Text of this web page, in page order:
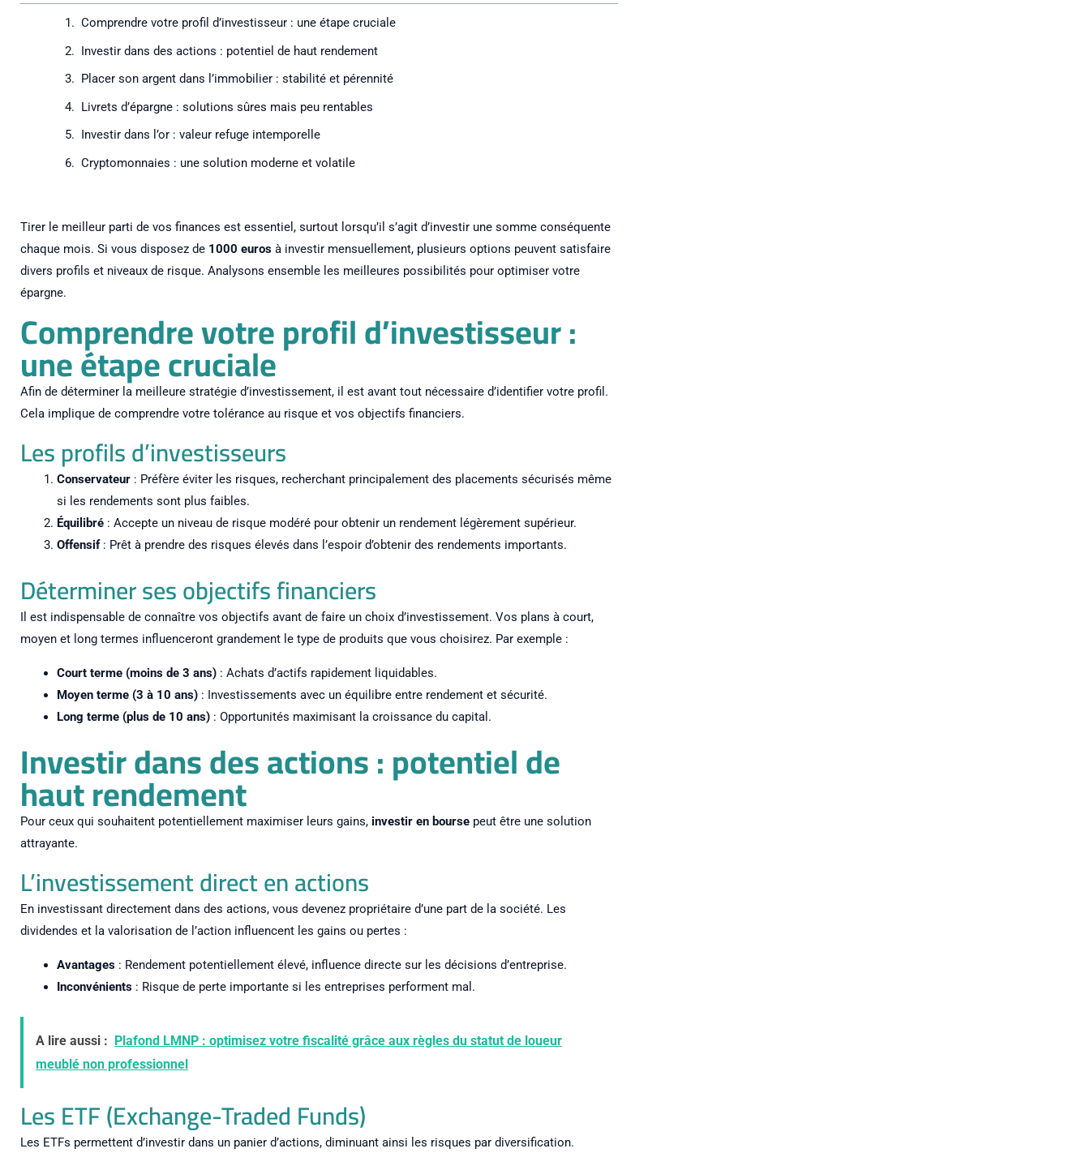
Comprendre votre profil d’investisseur : une étape cruciale
Investir dans des actions : potentiel de haut rendement
Placer son argent dans l’immobilier : stabilité et pérennité
Livrets d’épargne : solutions sûres mais peu rentables
Investir dans l’or : valeur refuge intemporelle
Cryptomonnaies : une solution moderne et volatile
Tirer le meilleur parti de vos finances est essentiel, surtout lorsqu’il s’agit d’investir une somme conséquente
chaque mois. Si vous disposez de 1000 euros à investir mensuellement, plusieurs options peuvent satisfaire
divers profils et niveaux de risque. Analysons ensemble les meilleures possibilités pour optimiser votre
épargne.
Comprendre votre profil d’investisseur :
une étape cruciale
Afin de déterminer la meilleure stratégie d’investissement, il est avant tout nécessaire d’identifier votre profil.
Cela implique de comprendre votre tolérance au risque et vos objectifs financiers.
Les profils d’investisseurs
Conservateur : Préfère éviter les risques, recherchant principalement des placements sécurisés même
si les rendements sont plus faibles.
Équilibré : Accepte un niveau de risque modéré pour obtenir un rendement légèrement supérieur.
Offensif: Prêt à prendre des risques élevés dans l’espoir d’obtenir des rendements importants.
Déterminer ses objectifs financiers
Il est indispensable de connaître vos objectifs avant de faire un choix d’investissement. Vos plans à court,
moyen et long termes influenceront grandement le type de produits que vous choisirez. Par exemple :
Court terme (moins de 3 ans) : Achats d’actifs rapidement liquidables.
Moyen terme (3 à 10 ans) : Investissements avec un équilibre entre rendement et sécurité.
Long terme (plus de 10 ans) : Opportunités maximisant la croissance du capital.
Investir dans des actions : potentiel de
haut rendement
Pour ceux qui souhaitent potentiellement maximiser leurs gains, investir en bourse peut être une solution
attrayante.
L’investissement direct en actions
En investissant directement dans des actions, vous devenez propriétaire d’une part de la société. Les
dividendes et la valorisation de l’action influencent les gains ou pertes :
Avantages : Rendement potentiellement élevé, influence directe sur les décisions d’entreprise.
Inconvénients : Risque de perte importante si les entreprises performent mal.
A lire aussi : Plafond LMNP : optimisez votre fiscalité grâce aux règles du statut de loueur
meublé non professionnel
Les ETF (Exchange-Traded Funds)
Les ETFs permettent d’investir dans un panier d’actions, diminuant ainsi les risques par diversification.